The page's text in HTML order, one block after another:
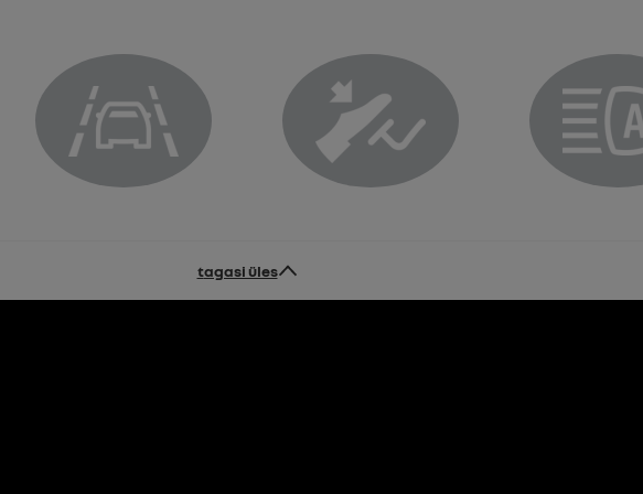
Lane departure prevention system warning lightBrake pedal warning light
tagasi üles